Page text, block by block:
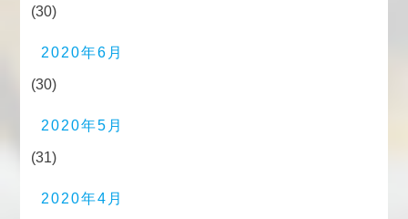
(30)
2020年6月
(30)
2020年5月
(31)
2020年4月